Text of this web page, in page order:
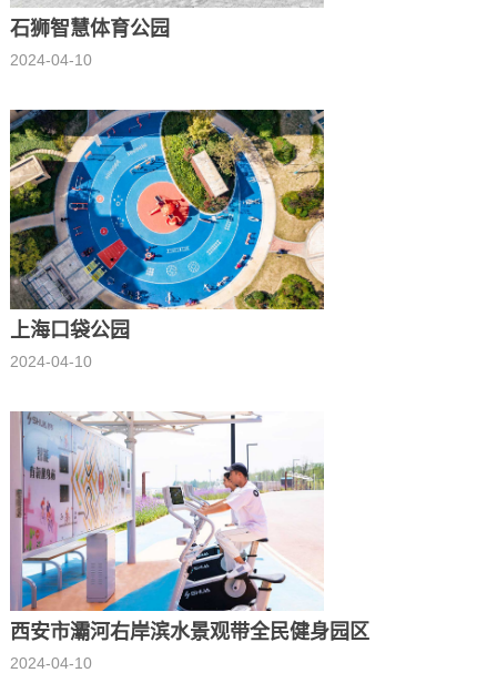
石狮智慧体育公园
2024-04-10
上海口袋公园
2024-04-10
西安市灞河右岸滨水景观带全民健身园区
2024-04-10